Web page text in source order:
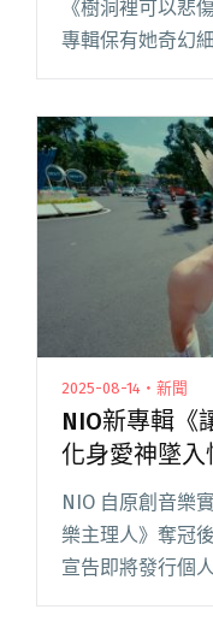
《樹洞裡可以悲
專輯保有她奇幻
年前開始合作，
專《樹洞裡可以
作、首邀裘德合
2025-08-14・新聞
NIO新專輯《
化身愛神墜入
NIO 自原創音樂
樂主理人》奪冠
宣告即將發行個
This Reminded